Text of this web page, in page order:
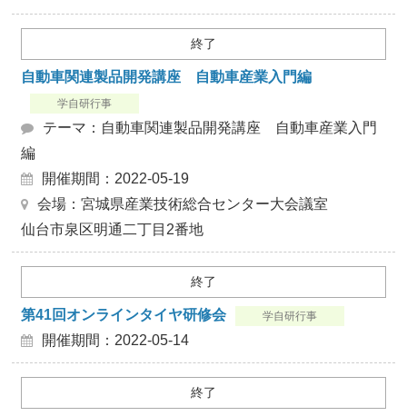
終了
自動車関連製品開発講座 自動車産業入門編
学自研行事
テーマ：自動車関連製品開発講座 自動車産業入門
編
開催期間：2022-05-19
会場：宮城県産業技術総合センター大会議室
仙台市泉区明通二丁目2番地
終了
第41回オンラインタイヤ研修会 学自研行事
開催期間：2022-05-14
終了